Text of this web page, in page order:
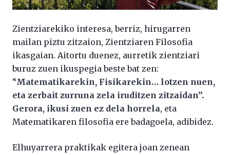
Zientziarekiko interesa, berriz, hirugarren
mailan piztu zitzaion, Zientziaren Filosofia
ikasgaian. Aitortu duenez, aurretik zientziari
buruz zuen ikuspegia beste bat zen:
“Matematikarekin, Fisikarekin… lotzen nuen,
eta zerbait zurruna zela iruditzen zitzaidan”.
Gerora, ikusi zuen ez dela horrela, eta
Matematikaren filosofia ere badagoela, adibidez.
Elhuyarrera praktikak egitera joan zenean